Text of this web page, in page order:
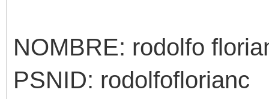
NOMBRE: rodolfo
PSNID: rodolfoflorianc